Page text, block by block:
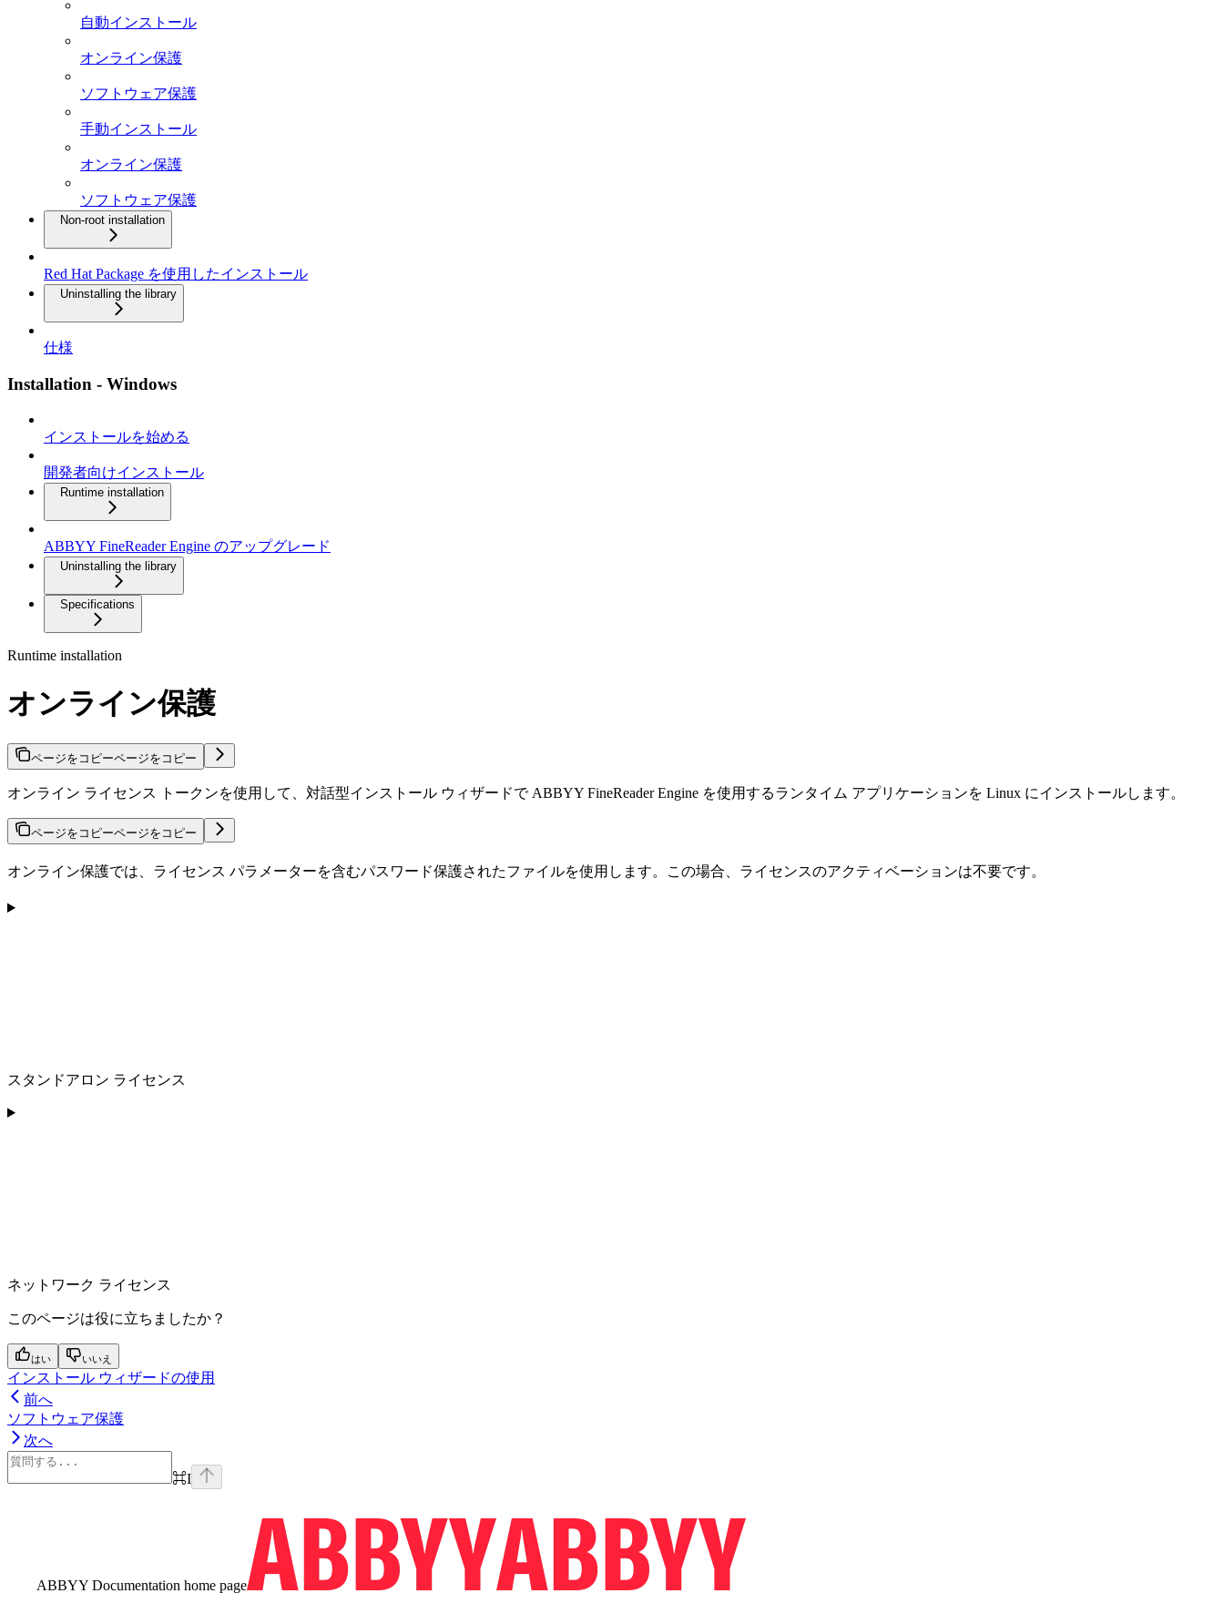
自動インストール
オンライン保護
ソフトウェア保護
手動インストール
オンライン保護
ソフトウェア保護
Non-root installation
Red Hat Package を使用したインストール
Uninstalling the library
仕様
Installation - Windows
インストールを始める
開発者向けインストール
Runtime installation
ABBYY FineReader Engine のアップグレード
Uninstalling the library
Specifications
Runtime installation
オンライン保護
ページをコピーページをコピー
オンライン ライセンス トークンを使用して、対話型インストール ウィザードで ABBYY FineReader Engine を使用するランタイム アプリケーションを Linux にインストールします。
ページをコピーページをコピー
オンライン保護では、ライセンス パラメーターを含むパスワード保護されたファイルを使用します。この場合、ライセンスのアクティベーションは不要です。
スタンドアロン ライセンス
ネットワーク ライセンス
このページは役に立ちましたか？
はい いいえ
インストール ウィザードの使用
前へ
ソフトウェア保護
次へ
⌘I
ABBYY Documentation home page